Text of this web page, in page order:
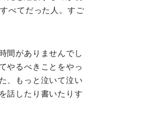
べてだった人。すご
間がありませんでし
やるべきことをやっ
、もっと泣いて泣い
話したり書いたりす